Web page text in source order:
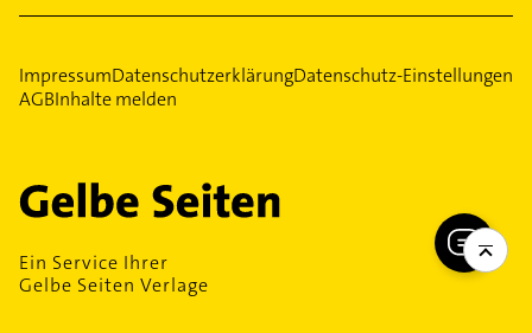
ImpressumDatenschutzerklärungDatenschutz-Einstellungen
AGBInhalte melden
Ein Service Ihrer
Gelbe Seiten Verlage